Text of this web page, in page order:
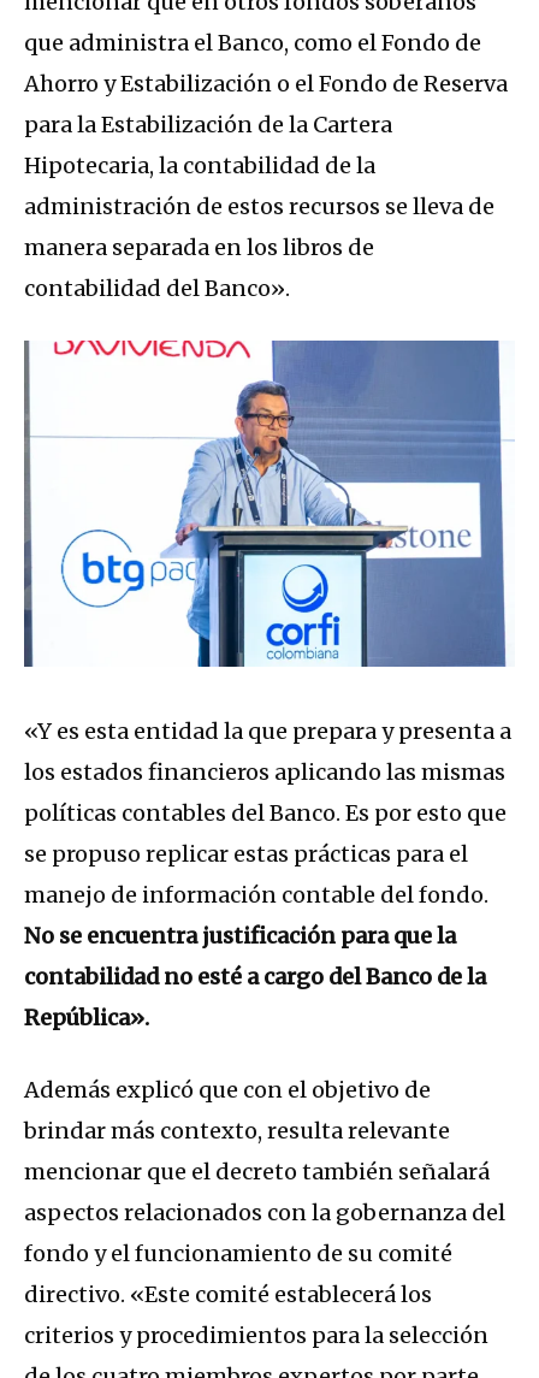
que administra el Banco, como el Fondo de
Ahorro y Estabilización o el Fondo de Reserva
para la Estabilización de la Cartera
Hipotecaria, la contabilidad de la
administración de estos recursos se lleva de
manera separada en los libros de
contabilidad del Banco».
«Y es esta entidad la que prepara y presenta a
los estados financieros aplicando las mismas
políticas contables del Banco. Es por esto que
se propuso replicar estas prácticas para el
manejo de información contable del fondo.
No se encuentra justificación para que la
contabilidad no esté a cargo del Banco de la
República».
Además explicó que con el objetivo de
brindar más contexto, resulta relevante
mencionar que el decreto también señalará
aspectos relacionados con la gobernanza del
fondo y el funcionamiento de su comité
directivo. «Este comité establecerá los
criterios y procedimientos para la selección